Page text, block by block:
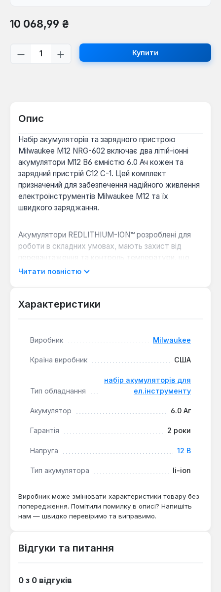
Звичайна ціна:
10 068,99 ₴
Кількість товару: Введіть потрібну
Купити
Опис
Набір акумуляторів та зарядного пристрою
Milwaukee M12 NRG-602 включає два літій-іонні
акумулятори M12 B6 ємністю 6.0 Ач кожен та
зарядний пристрій C12 C-1. Цей комплект
призначений для забезпечення надійного живлення
електроінструментів Milwaukee M12 та їх
швидкого заряджання.
Акумулятори REDLITHIUM-ION™ розроблені для
роботи в складних умовах, мають захист від
перевантаження та контроль температури, що
сприяє їх довговічності. Вони здатні функціонувати
ударостійким прогумованим корпусом, що знижує
оптимізує процес та контролює стан
герметично залита, що забезпечує захист від
лінійкою інструментів Milwaukee M12, що робить
його універсальним рішенням для користувачів цієї
Висока ємність : Два акумулятори по 6.0 Ач
інструменту.
Надійність в екстремальних умовах
:
ударостійкий корпус.
Інтелектуальна зарядка: Зарядний пристрій
Універсальна сумісність
Читати повністю
Характеристики
Виробник Milwaukee
Країна виробник США
Тип обладнання
набір акумуляторів для
ел.інструменту
Акумулятор 6.0 Аг
Гарантія 2 роки
Напруга 12 В
Тип акумулятора li-ion
Виробник може змінювати характеристики товару без
попередження. Помітили помилку в описі? Напишіть
нам — швидко перевіримо та виправимо.
Відгуки та питання
0 з 0 відгуків